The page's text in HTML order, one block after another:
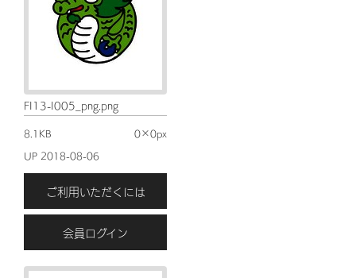
FI13-I005_png.png
8.1KB
0×0px
UP 2018-08-06
ご利用いただくには
会員ログイン